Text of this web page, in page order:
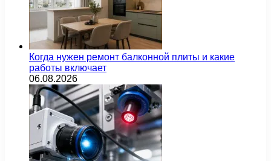
Когда нужен ремонт балконной плиты и какие
работы включает
06.08.2026